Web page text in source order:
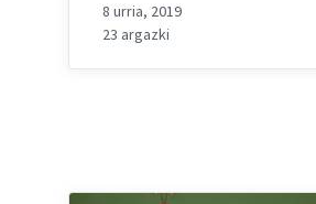
8 urria, 2019
23 argazki